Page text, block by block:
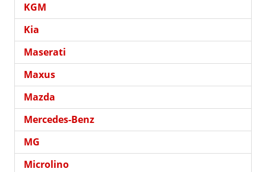
KGM
Kia
Maserati
Maxus
Mazda
Mercedes-Benz
MG
Microlino